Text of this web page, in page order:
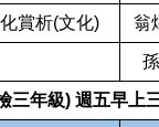
賞析(文化) 翁
三年級) 週五早上